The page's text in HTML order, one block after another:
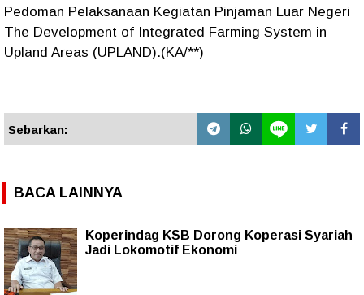
Pedoman Pelaksanaan Kegiatan Pinjaman Luar Negeri
The Development of Integrated Farming System in
Upland Areas (UPLAND).(KA/**)
Sebarkan:
BACA LAINNYA
Koperindag KSB Dorong Koperasi Syariah
Jadi Lokomotif Ekonomi